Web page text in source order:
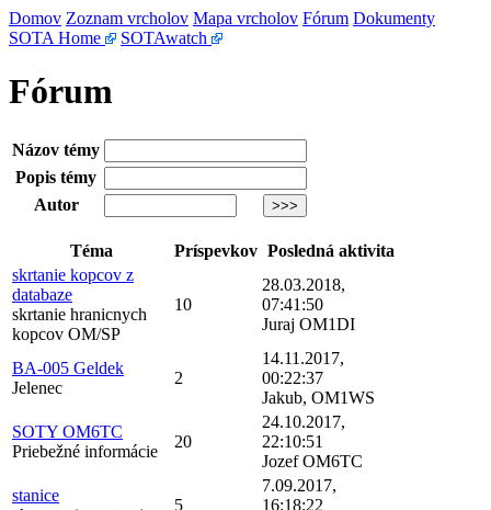
Domov Zoznam vrcholov Mapa vrcholov Fórum Dokumenty
SOTA Home
SOTAwatch
Fórum
Názov témy
Popis témy
Autor
Téma Príspevkov Posledná aktivita
skrtanie kopcov z
databaze
skrtanie hranicnych
kopcov OM/SP
10
28.03.2018,
07:41:50
Juraj OM1DI
BA-005 Geldek
Jelenec
2
14.11.2017,
00:22:37
Jakub, OM1WS
SOTY OM6TC
Priebežné informácie
20
24.10.2017,
22:10:51
Jozef OM6TC
stanice
5
7.09.2017,
16:18:22